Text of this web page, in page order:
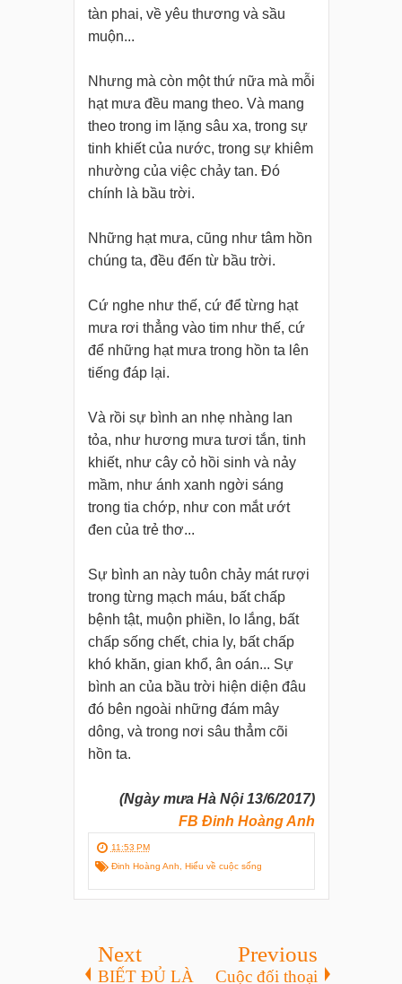
tàn phai, về yêu thương và sầu
muộn...
Nhưng mà còn một thứ nữa mà mỗi
hạt mưa đều mang theo. Và mang
theo trong im lặng sâu xa, trong sự
tinh khiết của nước, trong sự khiêm
nhường của việc chảy tan. Đó
chính là bầu trời.
Những hạt mưa, cũng như tâm hồn
chúng ta, đều đến từ bầu trời.
Cứ nghe như thế, cứ để từng hạt
mưa rơi thẳng vào tim như thế, cứ
để những hạt mưa trong hồn ta lên
tiếng đáp lại.
Và rồi sự bình an nhẹ nhàng lan
tỏa, như hương mưa tươi tắn, tinh
khiết, như cây cỏ hồi sinh và nảy
mầm, như ánh xanh ngời sáng
trong tia chớp, như con mắt ướt
đen của trẻ thơ...
Sự bình an này tuôn chảy mát rượi
trong từng mạch máu, bất chấp
bệnh tật, muộn phiền, lo lắng, bất
chấp sống chết, chia ly, bất chấp
khó khăn, gian khổ, ân oán... Sự
bình an của bầu trời hiện diện đâu
đó bên ngoài những đám mây
dông, và trong nơi sâu thẳm cõi
hồn ta.
(Ngày mưa Hà Nội 13/6/2017)
FB Đinh Hoàng Anh
11:53 PM
Đinh Hoàng Anh
Hiểu về cuộc sống
Next
BIẾT ĐỦ LÀ
Previous
Cuộc đối thoại